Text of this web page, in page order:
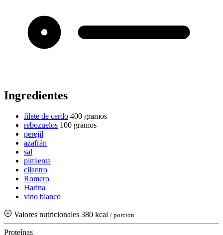
Ingredientes
filete de cerdo 400 gramos
rebozuelos 100 gramos
perejil
azafrán
sal
pimienta
cilantro
Romero
Harina
vino blanco
Valores nutricionales 380 kcal / porción
Proteínas